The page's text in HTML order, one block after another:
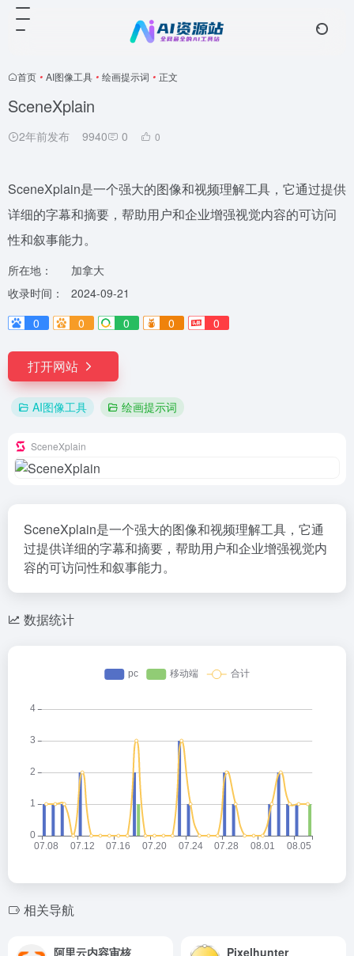
首页 • AI图像工具 • 绘画提示词 • 正文
SceneXplain
2年前发布 9940 0 0
SceneXplain是一个强大的图像和视频理解工具，它通过提供
详细的字幕和摘要，帮助用户和企业增强视觉内容的可访问
性和叙事能力。
所在地：
加拿大
收录时间：
2024-09-21
0
0 0 0 0
打开网站
AI图像工具 绘画提示词
SceneXplain
SceneXplain是一个强大的图像和视频理解工具，它通
过提供详细的字幕和摘要，帮助用户和企业增强视觉内
容的可访问性和叙事能力。
数据统计
相关导航
阿里云内容审核 Pixelhunter